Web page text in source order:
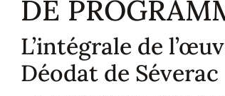
DE
L’intégrale de
Déodat de Séverac